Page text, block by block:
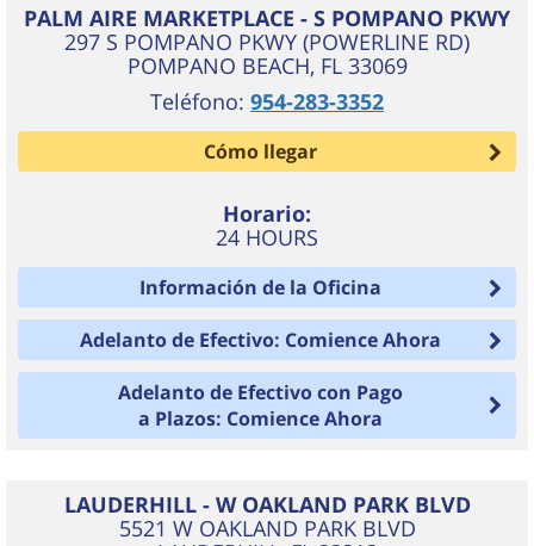
PALM AIRE MARKETPLACE - S POMPANO PKWY
297 S POMPANO PKWY (POWERLINE RD)
POMPANO BEACH, FL 33069
Teléfono: 954-283-3352
Cómo llegar
Horario:
24 HOURS
Información de la Oficina
Adelanto de Efectivo: Comience Ahora
Adelanto de Efectivo con Pago
a Plazos: Comience Ahora
LAUDERHILL - W OAKLAND PARK BLVD
5521 W OAKLAND PARK BLVD